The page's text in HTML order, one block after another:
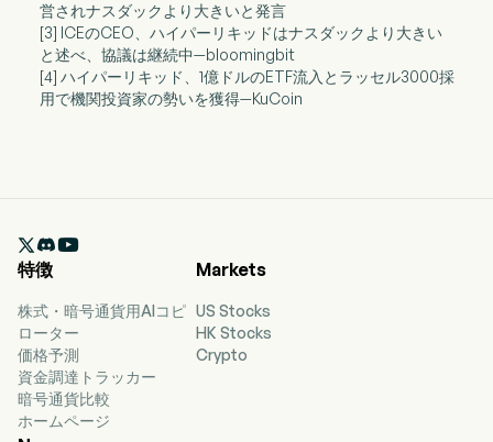
営されナスダックより大きいと発言
[3] ICEのCEO、ハイパーリキッドはナスダックより大きい
と述べ、協議は継続中—bloomingbit
[4] ハイパーリキッド、1億ドルのETF流入とラッセル3000採
用で機関投資家の勢いを獲得—KuCoin

特徴
株式・暗号通貨用AIコピ
ローター
価格予測
資金調達トラッカー
暗号通貨比較
ホームページ
Markets
US Stocks
HK Stocks
Crypto